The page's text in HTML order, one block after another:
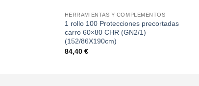
HERRAMIENTAS Y COMPLEMENTOS
1 rollo 100 Protecciones precortadas
carro 60×80 CHR (GN2/1)
(152/86X190cm)
84,40 €